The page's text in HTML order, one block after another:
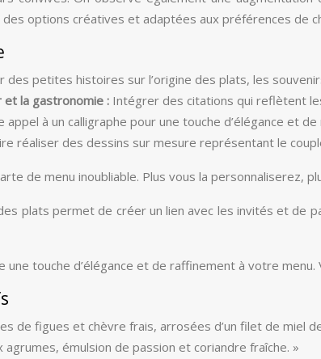
options créatives et adaptées aux préférences de
des petites histoires sur l’origine des plats, les
et la gastronomie : Intégrer des citations qui reflètent
appel à un calligraphe pour une touche d’élégance et
réaliser des dessins sur mesure représentant le
de menu inoubliable. Plus vous la
plats permet de créer un lien avec les invités et de
une touche d’élégance et de raffinement à votre
de figues et chèvre frais, arrosées d’un filet de miel
agrumes, émulsion de passion et coriandre fraîche. »